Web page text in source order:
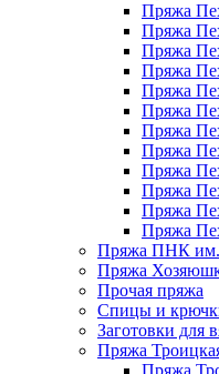
Пряжа
Пряжа
Пряжа
Пряжа
Пряжа
Пряжа
Пряжа
Пряжа
Пряжа
Пряжа
Пряжа
Пряжа
Пряжа ПНК им.
Пряжа
Прочая пряжа
Спицы и
Заготовки для
Пряжа
Пряжа